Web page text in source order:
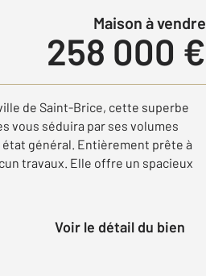
Maison à vendre
258 000 €
de Saint-Brice, cette superbe
vous séduira par ses volumes
général. Entièrement prête à
travaux. Elle offre un spacieux
Voir le détail du bien